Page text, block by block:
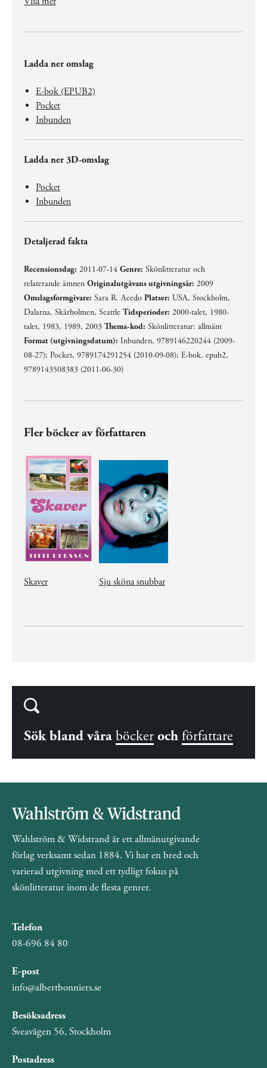
Ladda ner omslag
E-bok (EPUB2)
Pocket
Inbunden
Ladda ner 3D-omslag
Pocket
Inbunden
Detaljerad fakta
Recensionsdag: 2011-07-14 Genre: Skönlitteratur och
relaterande ämnen Originalutgåvans utgivningsår: 2009
Omslagsformgivare: Sara R. Acedo Platser: USA, Stockholm,
Dalarna, Skärholmen, Seattle Tidsperioder: 2000-talet, 1980-
talet, 1983, 1989, 2003 Thema-kod: Skönlitteratur: allmänt
Format (utgivningsdatum): Inbunden, 9789146220244 (2009-
08-27); Pocket, 9789174291254 (2010-09-08); E-bok, epub2,
9789143508383 (2011-06-30)
Fler böcker av författaren
Skaver Sju sköna snubbar
Sök bland våra böcker och författare
Wahlström & Widstrand är ett allmänutgivande
förlag verksamt sedan 1884. Vi har en bred och
varierad utgivning med ett tydligt fokus på
skönlitteratur inom de flesta genrer.
Telefon
08-696 84 80
E-post
info@albertbonniers.se
Besöksadress
Sveavägen 56, Stockholm
Postadress